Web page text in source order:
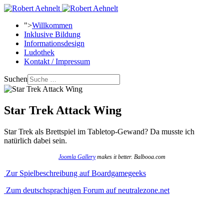
">Willkommen
Inklusive Bildung
Informationsdesign
Ludothek
Kontakt / Impressum
Suchen
Star Trek Attack Wing
Star Trek als Brettspiel im Tabletop-Gewand? Da musste ich
natürlich dabei sein.
Joomla Gallerymakes it better. Balbooa.com
Zur Spielbeschreibung auf Boardgamegeeks
Zum deutschsprachigen Forum auf neutralezone.net